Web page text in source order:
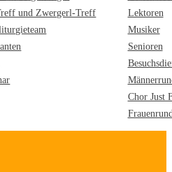
und Zwergerl-Treff
Lektoren
Musiker
Senioren
Chor Just